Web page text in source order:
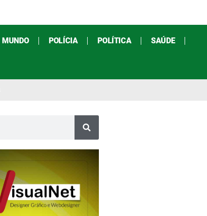
MUNDO POLÍCIA POLÍTICA SAÚDE